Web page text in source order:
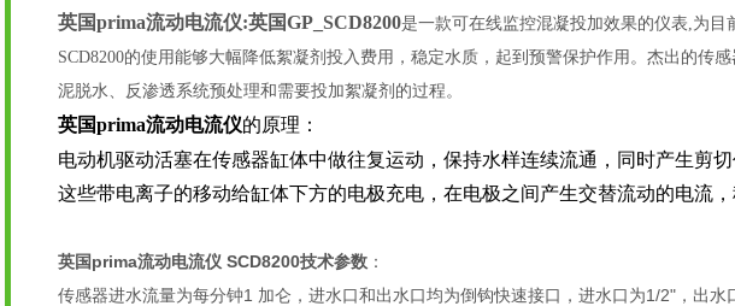
英国prima流动电流仪:英国GP_SCD8200是一款可在线监控混凝投加效果的仪表,为目
SCD8200的使用能够大幅降低絮凝剂投入费用，稳定水质，起到预警保护作用。杰出的传
泥脱水、反渗透系统预处理和需要投加絮凝剂的过程。
英国prima流动电流仪的原理：
电动机驱动活塞在传感器缸体中做往复运动，保持水样连续流通，同时产生剪
这些带电离子的移动给缸体下方的电极充电，在电极之间产生交替流动的电流
英国prima流动电流仪 SCD8200技术参数 ：
传感器进水流量为每分钟1 加仑，进水口和出水口均为倒钩快速接口，进水口为1/2"，出